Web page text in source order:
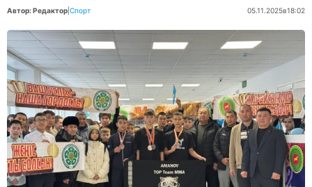
Автор: Редактор Спорт 05.11.2025в18:02